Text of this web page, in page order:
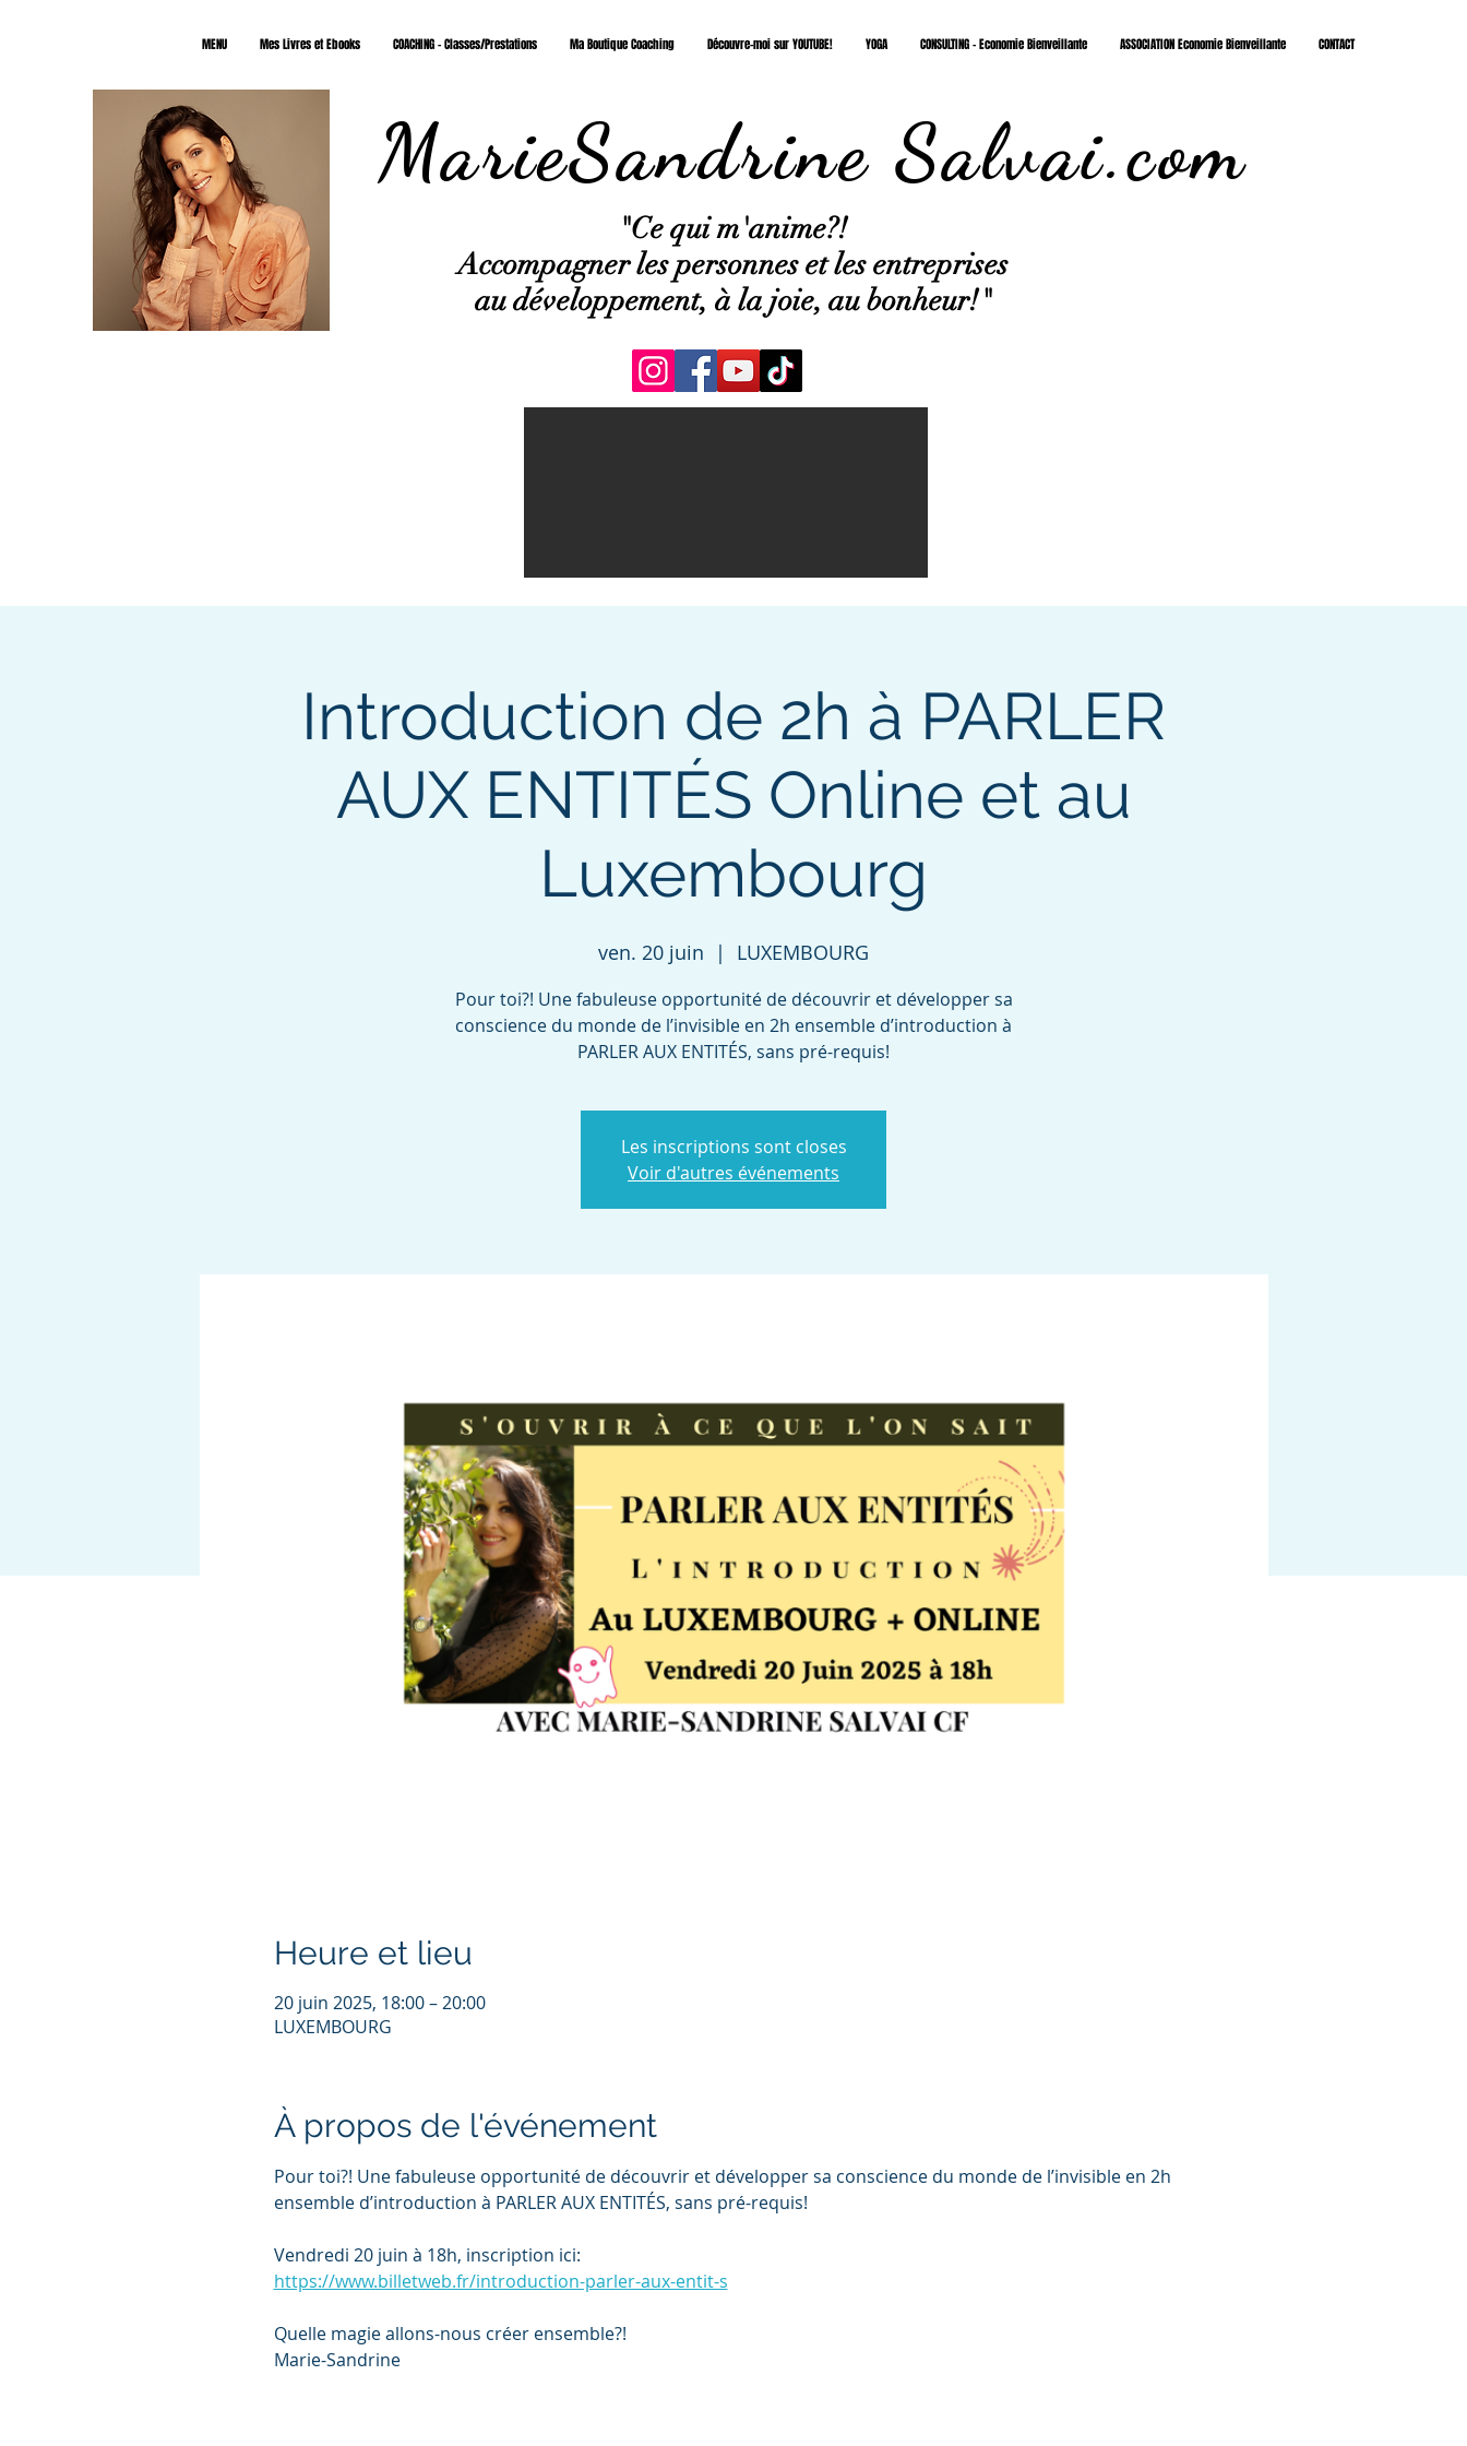
MENU Mes Livres et Ebooks COACHING - Classes/Prestations Ma Boutique Coaching Découvre-moi sur YOUTUBE! YOGA CONSULTING - Economie Bienveillante ASSOCIATION Economie Bienveillante CONTACT
MarieSandrine Salvai.com
"Ce quim'anime?!
Accompagner les personnes et les entreprises
au développement, à la joie, au bonheur!"
Introduction de 2h à PARLER
AUX ENTITÉS Online et au
Luxembourg
ven. 20 juin
  |
LUXEMBOURG
Pour toi?! Une fabuleuse opportunité de découvrir et développer sa
conscience du monde de l’invisible en 2h ensemble d’introduction à
PARLER AUX ENTITÉS, sans pré-requis!
Les inscriptions sont closes
Voir d'autres événements
Heure et lieu
20 juin 2025, 18:00 – 20:00
LUXEMBOURG
À propos de l'événement
Pour toi?! Une fabuleuse opportunité de découvrir et développer sa conscience du monde de l’invisible en 2h
ensemble d’introduction à PARLER AUX ENTITÉS, sans pré-requis!
Vendredi 20 juin à 18h, inscription ici:
https://www.billetweb.fr/introduction-parler-aux-entit-s
Quelle magie allons-nous créer ensemble?!
Marie-Sandrine